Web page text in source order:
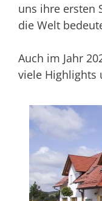
uns ihre ersten
die Welt
Auch im Jahr
viele Highlights